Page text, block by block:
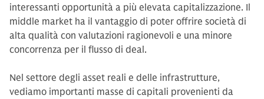
interessanti opportunità a più elevata capitalizzazione. Il
middle market ha il vantaggio di poter offrire società di
alta qualità con valutazioni ragionevoli e una minore
concorrenza per il flusso di deal.
Nel settore degli asset reali e delle infrastrutture,
vediamo importanti masse di capitali provenienti da